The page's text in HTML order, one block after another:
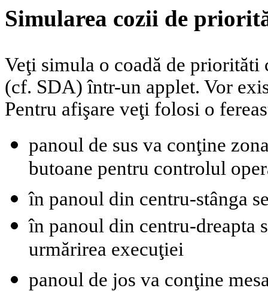
Simularea cozii de
Veţi simula o coadă de priorităti
(cf. SDA) într-un applet. Vor
Pentru afişare veţi folosi o
panoul de sus va conţine
butoane pentru controlul
în panoul din centru-stânga
în panoul din centru-dreapta
urmărirea execuţiei
panoul de jos va conţine